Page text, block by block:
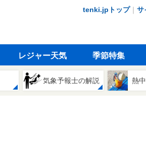
tenki.jpトップ｜ サ
レジャー天気 季節特集
気象予報士の解説 熱